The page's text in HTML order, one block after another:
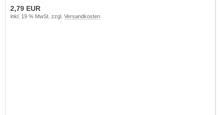
2,79 EUR
inkl. 19 % MwSt. zzgl. Versandkosten